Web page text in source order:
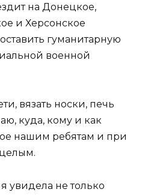
на Донецкое,
и Херсонское
гуманитарную
военной
вязать носки, печь
куда, кому и как
нашим ребятам и при
увидела не только